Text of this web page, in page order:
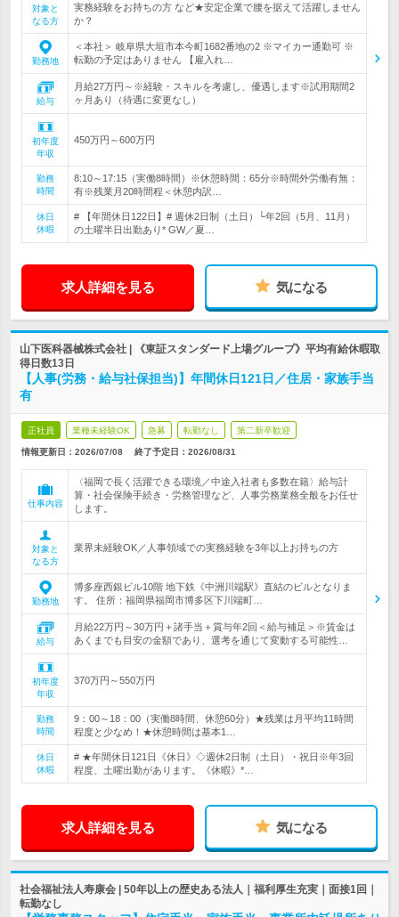
対象と
なる方
実務経験をお持ちの方 など★安定企業で腰を据えて活躍しません
か？
勤務地
＜本社＞ 岐阜県大垣市本今町1682番地の2 ※マイカー通勤可 ※
転勤の予定はありません 【雇入れ…
給与
月給27万円～※経験・スキルを考慮し、優遇します※試用期間2
ヶ月あり（待遇に変更なし）
初年度
年収
450万円～600万円
勤務
時間
8:10～17:15（実働8時間）※休憩時間：65分※時間外労働有無：
有※残業月20時間程＜休憩内訳…
休日
休暇
# 【年間休日122日】# 週休2日制（土日）└年2回（5月、11月）
の土曜半日出勤あり* GW／夏…
求人詳細を見る 気になる
山下医科器械株式会社 | 《東証スタンダード上場グループ》平均有給休暇取
得日数13日
【人事(労務・給与社保担当)】年間休日121日／住居・家族手当
有
正社員 業種未経験OK 急募 転勤なし 第二新卒歓迎
情報更新日：2026/07/08 終了予定日： 2026/08/31
仕事内容
〈福岡で長く活躍できる環境／中途入社者も多数在籍〉給与計
算・社会保険手続き・労務管理など、人事労務業務全般をお任せ
します。
対象と
なる方
業界未経験OK／人事領域での実務経験を3年以上お持ちの方
勤務地
博多座西銀ビル10階 地下鉄《中洲川端駅》直結のビルとなりま
す。 住所：福岡県福岡市博多区下川端町…
給与
月給22万円～30万円＋諸手当＋賞与年2回＜給与補足＞※賃金は
あくまでも目安の金額であり、選考を通じて変動する可能性…
初年度
年収
370万円～550万円
勤務
時間
9：00～18：00（実働8時間、休憩60分）★残業は月平均11時間
程度と少なめ！★休憩時間は基本1…
休日
休暇
# ★年間休日121日《休日》◇週休2日制（土日）・祝日※年3回
程度、土曜出勤があります。《休暇》*…
求人詳細を見る 気になる
社会福祉法人寿康会 | 50年以上の歴史ある法人｜福利厚生充実｜面接1回｜
転勤なし